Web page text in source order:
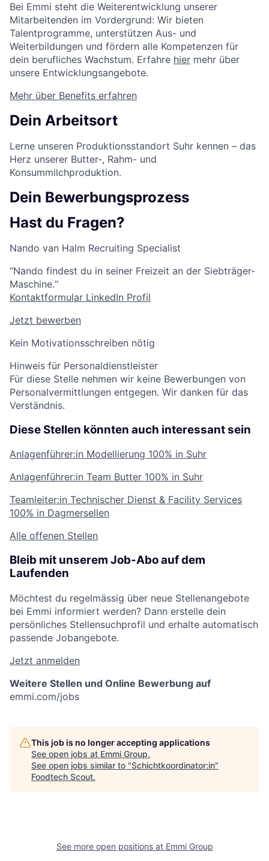
Bei Emmi steht die Weiterentwicklung unserer
Mitarbeitenden im Vordergrund: Wir bieten
Talentprogramme, unterstützen Aus- und
Weiterbildungen und fördern alle Kompetenzen für
dein berufliches Wachstum. Erfahre hier mehr über
unsere Entwicklungsangebote.
Mehr über Benefits erfahren
Dein Arbeitsort
Lerne unseren Produktionsstandort Suhr kennen – das
Herz unserer Butter-, Rahm- und
Konsummilchproduktion.
Dein Bewerbungsprozess
Hast du Fragen?
Nando van Halm Recruiting Specialist
“Nando findest du in seiner Freizeit an der Siebträger-
Maschine.“
Kontaktformular LinkedIn Profil
Jetzt bewerben
Kein Motivationsschreiben nötig
Hinweis für Personaldienstleister
Für diese Stelle nehmen wir keine Bewerbungen von
Personalvermittlungen entgegen. Wir danken für das
Verständnis.
Diese Stellen könnten auch interessant sein
Anlagenführer:in Modellierung 100% in Suhr
Anlagenführer:in Team Butter 100% in Suhr
Teamleiter:in Technischer Dienst & Facility Services
100% in Dagmersellen
Alle offenen Stellen
Bleib mit unserem Job-Abo auf dem
Laufenden
Möchtest du regelmässig über neue Stellenangebote
bei Emmi informiert werden? Dann erstelle dein
persönliches Stellensuchprofil und erhalte automatisch
passende Jobangebote.
Jetzt anmelden
Weitere Stellen und Online Bewerbung auf
emmi.com/jobs
This job is no longer accepting applications
See open jobs at Emmi Group.
See open jobs similar to "Schichtkoordinator:in"
Foodtech Scout.
See more open positions at Emmi Group